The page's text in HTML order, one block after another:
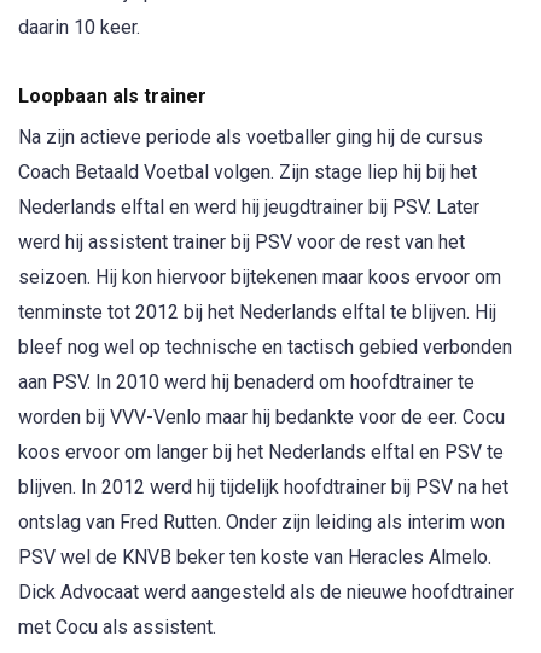
daarin 10 keer.
Loopbaan als trainer
Na zijn actieve periode als voetballer ging hij de cursus
Coach Betaald Voetbal volgen. Zijn stage liep hij bij het
Nederlands elftal en werd hij jeugdtrainer bij PSV. Later
werd hij assistent trainer bij PSV voor de rest van het
seizoen. Hij kon hiervoor bijtekenen maar koos ervoor om
tenminste tot 2012 bij het Nederlands elftal te blijven. Hij
bleef nog wel op technische en tactisch gebied verbonden
aan PSV. In 2010 werd hij benaderd om hoofdtrainer te
worden bij VVV-Venlo maar hij bedankte voor de eer. Cocu
koos ervoor om langer bij het Nederlands elftal en PSV te
blijven. In 2012 werd hij tijdelijk hoofdtrainer bij PSV na het
ontslag van Fred Rutten. Onder zijn leiding als interim won
PSV wel de KNVB beker ten koste van Heracles Almelo.
Dick Advocaat werd aangesteld als de nieuwe hoofdtrainer
met Cocu als assistent.